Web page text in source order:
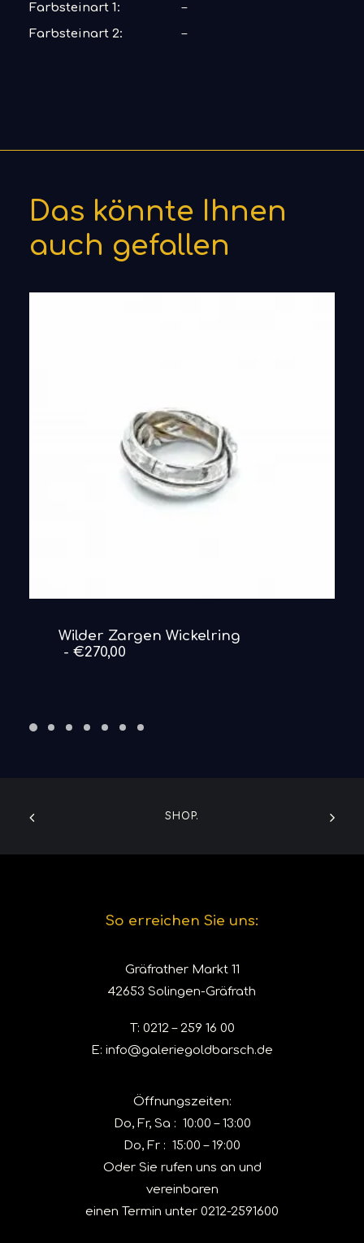
Farbsteinart 1:
–
Farbsteinart 2:
–
Das könnte Ihnen
auch gefallen
DETAILS ANSEHEN
Wilder Zargen Wickelring
€270,00
SHOP.
So erreichen Sie uns:
Gräfrather Markt 11
42653 Solingen-Gräfrath
T: 0212 – 259 16 00
E: info@galeriegoldbarsch.de
Öffnungszeiten:
Do, Fr, Sa : 10:00 – 13:00
Do, Fr : 15:00 – 19:00
Oder Sie rufen uns an und
vereinbaren
einen Termin unter 0212-2591600